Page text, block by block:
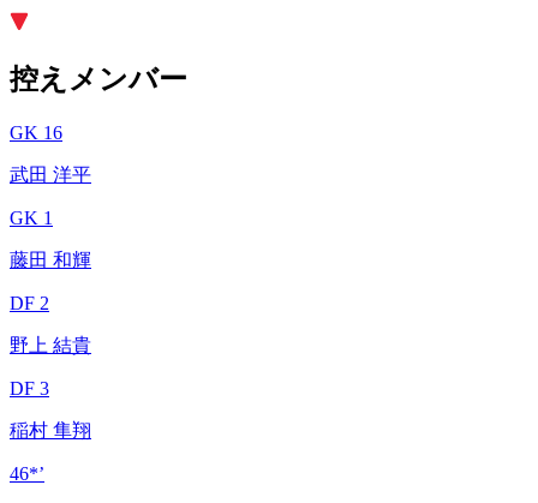
控えメンバー
GK 16
武田 洋平
GK 1
藤田 和輝
DF 2
野上 結貴
DF 3
稲村 隼翔
46*’